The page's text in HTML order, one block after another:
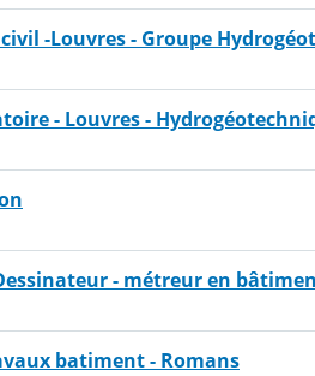
-Louvres - Groupe
- Louvres -
- métreur en
batiment - Romans